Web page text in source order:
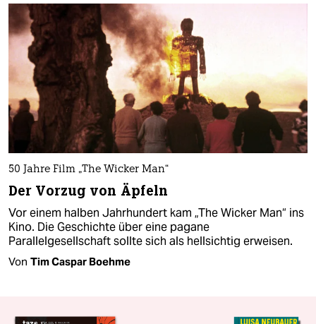
50 Jahre Film „The Wicker Man“
Der Vorzug von Äpfeln
Vor einem halben Jahrhundert kam „The Wicker Man“ ins
Kino. Die Geschichte über eine pagane
Parallelgesellschaft sollte sich als hellsichtig erweisen.
Von Tim Caspar Boehme